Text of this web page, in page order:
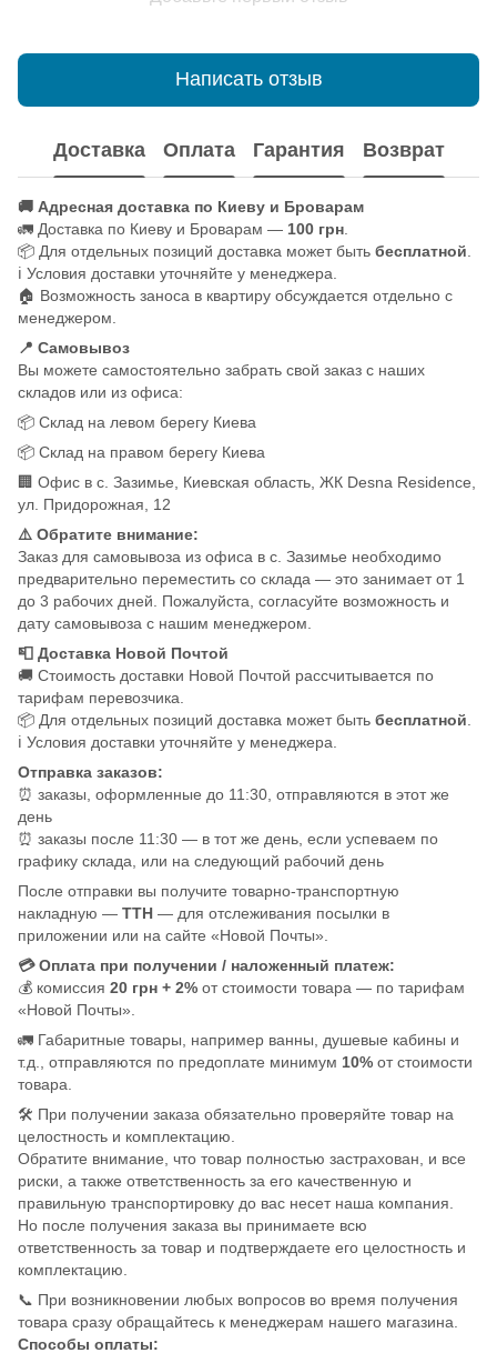
Написать отзыв
Доставка Оплата Гарантия Возврат
🚚 Адресная доставка по Киеву и Броварам
🚛 Доставка по Киеву и Броварам — 100 грн
📦 Для отдельных позиций доставка может быть бесплатной
ℹ️ Условия доставки уточняйте у менеджера.
🏠 Возможность заноса в квартиру обсуждается отдельно с
менеджером.
📍 Самовывоз
Вы можете самостоятельно забрать свой заказ с наших
складов или из офиса:
📦 Склад на левом берегу Киева
📦 Склад на правом берегу Киева
🏢 Офис в с. Зазимье, Киевская область, ЖК Desna Residence,
ул. Придорожная, 12
⚠️ Обратите внимание:
Заказ для самовывоза из офиса в с. Зазимье необходимо
предварительно переместить со склада — это занимает от 1
до 3 рабочих дней. Пожалуйста, согласуйте возможность и
дату самовывоза с нашим менеджером.
📮 Доставка Новой Почтой
🚚 Стоимость доставки Новой Почтой рассчитывается по
тарифам перевозчика.
📦 Для отдельных позиций доставка может быть бесплатной
ℹ️ Условия доставки уточняйте у менеджера.
Отправка заказов:
⏰ заказы, оформленные до 11:30, отправляются в этот же
день
⏰ заказы после 11:30 — в тот же день, если успеваем по
графику склада, или на следующий рабочий день
После отправки вы получите товарно-транспортную
накладную — ТТН — для отслеживания посылки в
приложении или на сайте «Новой Почты».
💳 Оплата при получении / наложенный платеж:
💰 комиссия 20 грн + 2% от стоимости товара — по тарифам
«Новой Почты».
🚛 Габаритные товары, например ванны, душевые кабины и
т.д., отправляются по предоплате минимум 10% от стоимости
товара.
🛠️ При получении заказа обязательно проверяйте товар на
целостность и комплектацию.
Обратите внимание, что товар полностью застрахован, и все
риски, а также ответственность за его качественную и
правильную транспортировку до вас несет наша компания.
Но после получения заказа вы принимаете всю
ответственность за товар и подтверждаете его целостность и
комплектацию.
📞 При возникновении любых вопросов во время получения
товара сразу обращайтесь к менеджерам нашего магазина.
Способы оплаты: